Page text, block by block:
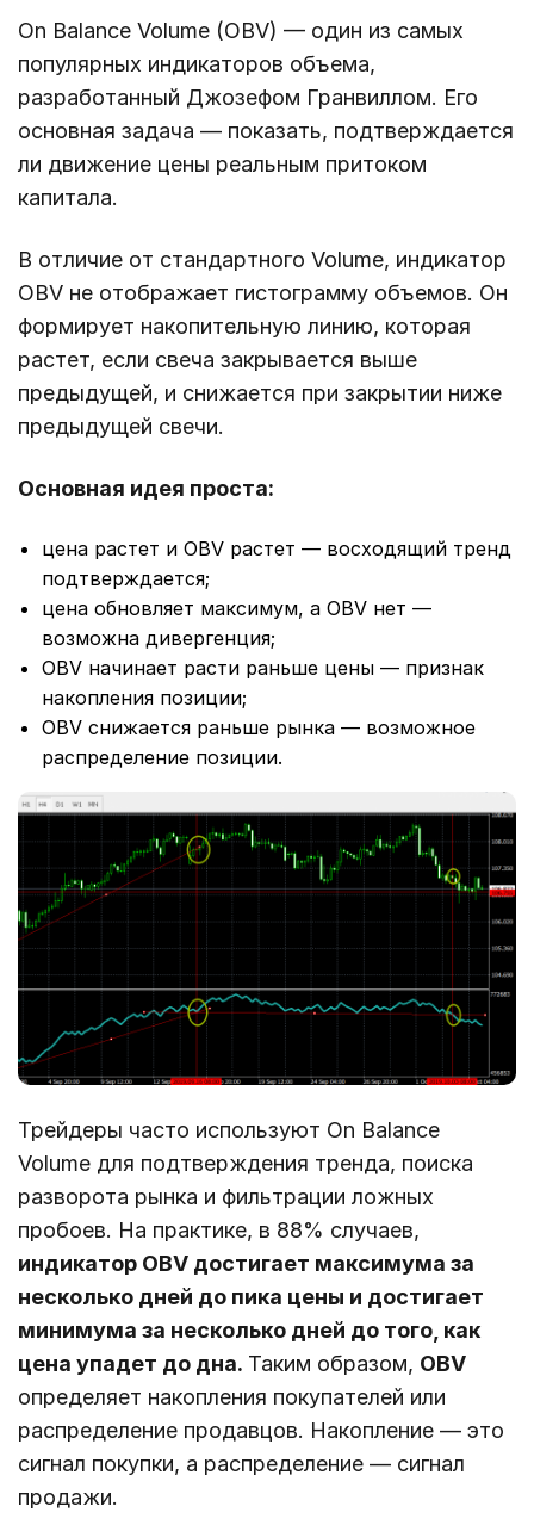
On Balance Volume (OBV) — один из самых
популярных индикаторов объема,
разработанный Джозефом Гранвиллом. Его
основная задача — показать, подтверждается
ли движение цены реальным притоком
капитала.
В отличие от стандартного Volume, индикатор
OBV не отображает гистограмму объемов. Он
формирует накопительную линию, которая
растет, если свеча закрывается выше
предыдущей, и снижается при закрытии ниже
предыдущей свечи.
Основная идея проста:
цена растет и OBV растет — восходящий тренд
подтверждается;
цена обновляет максимум, а OBV нет —
возможна дивергенция;
OBV начинает расти раньше цены — признак
накопления позиции;
OBV снижается раньше рынка — возможное
распределение позиции.
Трейдеры часто используют On Balance
Volume для подтверждения тренда, поиска
разворота рынка и фильтрации ложных
пробоев. На практике, в 88% случаев,
индикатор OBV достигает максимума за
несколько дней до пика цены и достигает
минимума за несколько дней до того, как
цена упадет до дна. Таким образом, OBV
определяет накопления покупателей или
распределение продавцов. Накопление — это
сигнал покупки, а распределение — сигнал
продажи.